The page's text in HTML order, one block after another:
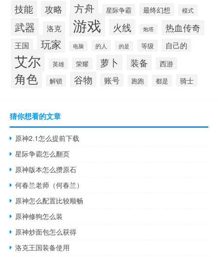
技能 攻略 方舟 星际争霸 最终幻想 模式
武器 洛克 游戏 火线 炮塔 热血传奇
王国 玩家 电脑 的人 的是 等级 自己的
艾尔 英雄 荣耀 萝卜 装备 西游
角色 解锁 谷物 账号 跑跑 都是 骑士
猜你想看的文章
原神2.1怎么提前下载
星际争霸怎么翻页
原神版本怎么攒原石
何春兰老师（何春兰）
原神怎么配置比较顺畅
原神修狗怎么装
原神炒面包怎么获得
洛克王国装备使用